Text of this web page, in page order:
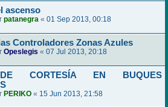
ascenso
patanegra « 01 Sep 2013, 00:18
Controladores Zonas Azules
Opeslegis « 07 Jul 2013, 20:18
CORTESÍA EN BUQUES
PERIKO « 15 Jun 2013, 21:58